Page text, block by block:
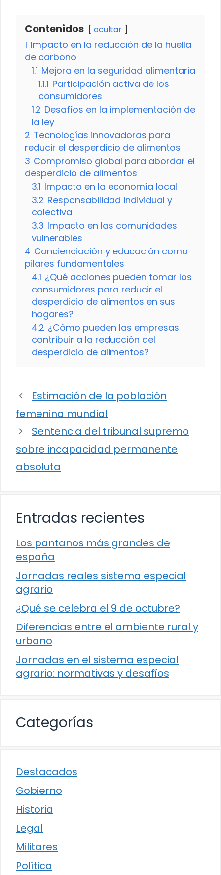
Contenidos ocultar
1 Impacto en la reducción de la huella
de carbono
1.1 Mejora en la seguridad alimentaria
1.1.1 Participación activa de los
consumidores
1.2 Desafíos en la implementación de
la ley
2 Tecnologías innovadoras para
reducir el desperdicio de alimentos
3 Compromiso global para abordar el
desperdicio de alimentos
3.1 Impacto en la economía local
3.2 Responsabilidad individual y
colectiva
3.3 Impacto en las comunidades
vulnerables
4 Concienciación y educación como
pilares fundamentales
4.1 ¿Qué acciones pueden tomar los
consumidores para reducir el
desperdicio de alimentos en sus
hogares?
4.2 ¿Cómo pueden las empresas
contribuir a la reducción del
desperdicio de alimentos?
Estimación de la población
femenina mundial
Sentencia del tribunal supremo
sobre incapacidad permanente
absoluta
Entradas recientes
Los pantanos más grandes de
españa
Jornadas reales sistema especial
agrario
¿Qué se celebra el 9 de octubre?
Diferencias entre el ambiente rural y
urbano
Jornadas en el sistema especial
agrario: normativas y desafíos
Categorías
Destacados
Gobierno
Historia
Legal
Militares
Política